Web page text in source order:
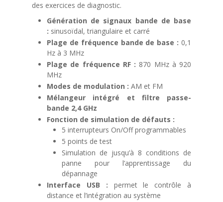
des exercices de diagnostic.
Génération de signaux bande de base
: sinusoïdal, triangulaire et carré
Plage de fréquence bande de base : 0,1
Hz à 3 MHz
Plage de fréquence RF : 870 MHz à 920
MHz
Modes de modulation : AM et FM
Mélangeur intégré et filtre passe-
bande 2,4 GHz
Fonction de simulation de défauts :
5 interrupteurs On/Off programmables
5 points de test
Simulation de jusqu’à 8 conditions de
panne pour l’apprentissage du
dépannage
Interface USB : permet le contrôle à
distance et l’intégration au système